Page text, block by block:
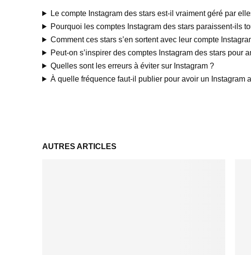
Le compte Instagram des stars est-il vraiment géré par
Pourquoi les comptes Instagram des stars paraissent-ils
Comment ces stars s’en sortent avec leur compte
Peut-on s’inspirer des comptes Instagram des stars pour
Quelles sont les erreurs à éviter sur Instagram ?
À quelle fréquence faut-il publier pour avoir un Instagram
AUTRES ARTICLES